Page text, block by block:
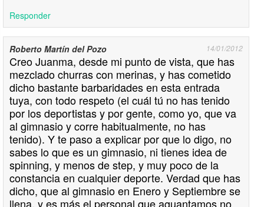
Responder
Roberto Martín del Pozo 14/01/2012
Creo Juanma, desde mi punto de vista, que has
mezclado churras con merinas, y has cometido
dicho bastante barbaridades en esta entrada
tuya, con todo respeto (el cuál tú no has tenido
por los deportistas y por gente, como yo, que va
al gimnasio y corre habitualmente, no has
tenido). Y te paso a explicar por que lo digo, no
sabes lo que es un gimnasio, ni tienes idea de
spinning, y menos de step, y muy poco de la
constancia en cualquier deporte. Verdad que has
dicho, que al gimnasio en Enero y Septiembre se
llena, y es más el personal que aguantamos no